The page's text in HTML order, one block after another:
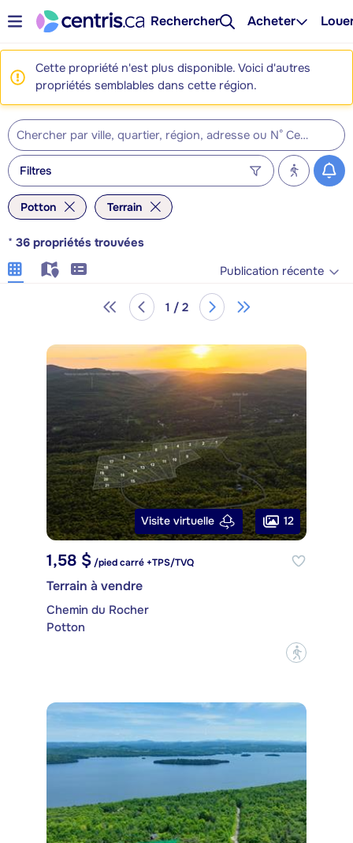
Rechercher Acheter
Cette propriété n'est plus disponible. Voici d'autres
propriétés semblables dans cette région.
Filtres
Potton Terrain
* 36 propriétés trouvées
Publication récente
1 / 2
Visite virtuelle 12
1,58 $ /pied carré +TPS/TVQ
Terrain à vendre
Chemin du Rocher
Potton
?